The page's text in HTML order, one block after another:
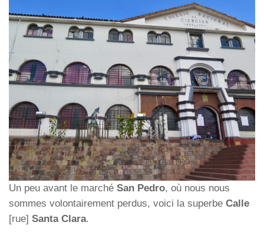
Un peu avant le marché San Pedro, où nous nous
sommes volontairement perdus, voici la superbe Calle
[rue] Santa Clara.